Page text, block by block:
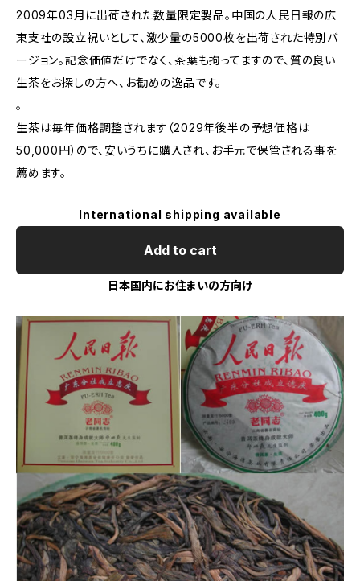
2009年03月に出荷された数量限定製品。中国の人民日報の広
東支社の設立祝いとして、激少量の5000枚を出荷された特別バ
ージョン。記念価値だけでなく、茶葉も拘ってますので、質の良い
生茶をお探しの方へ、お勧めの逸品です。
。
生茶は毎年価格調整されます（2029年後半の予想価格は
50,000円）ので、安いうちに購入され、お手元で保管される事を
薦めます。
International shipping available
Add to cart
日本国内にお住まいの方向け